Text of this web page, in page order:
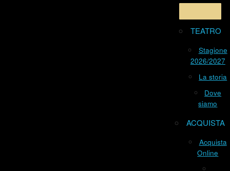
TEATRO
Stagione
2026/2027
La storia
Dove
siamo
ACQUISTA
Acquista
Online